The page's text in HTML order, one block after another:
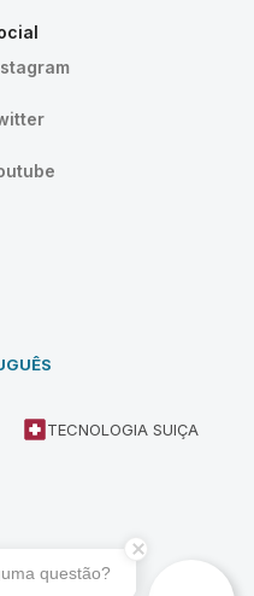
TECNOLOGIA SUIÇA
questão?